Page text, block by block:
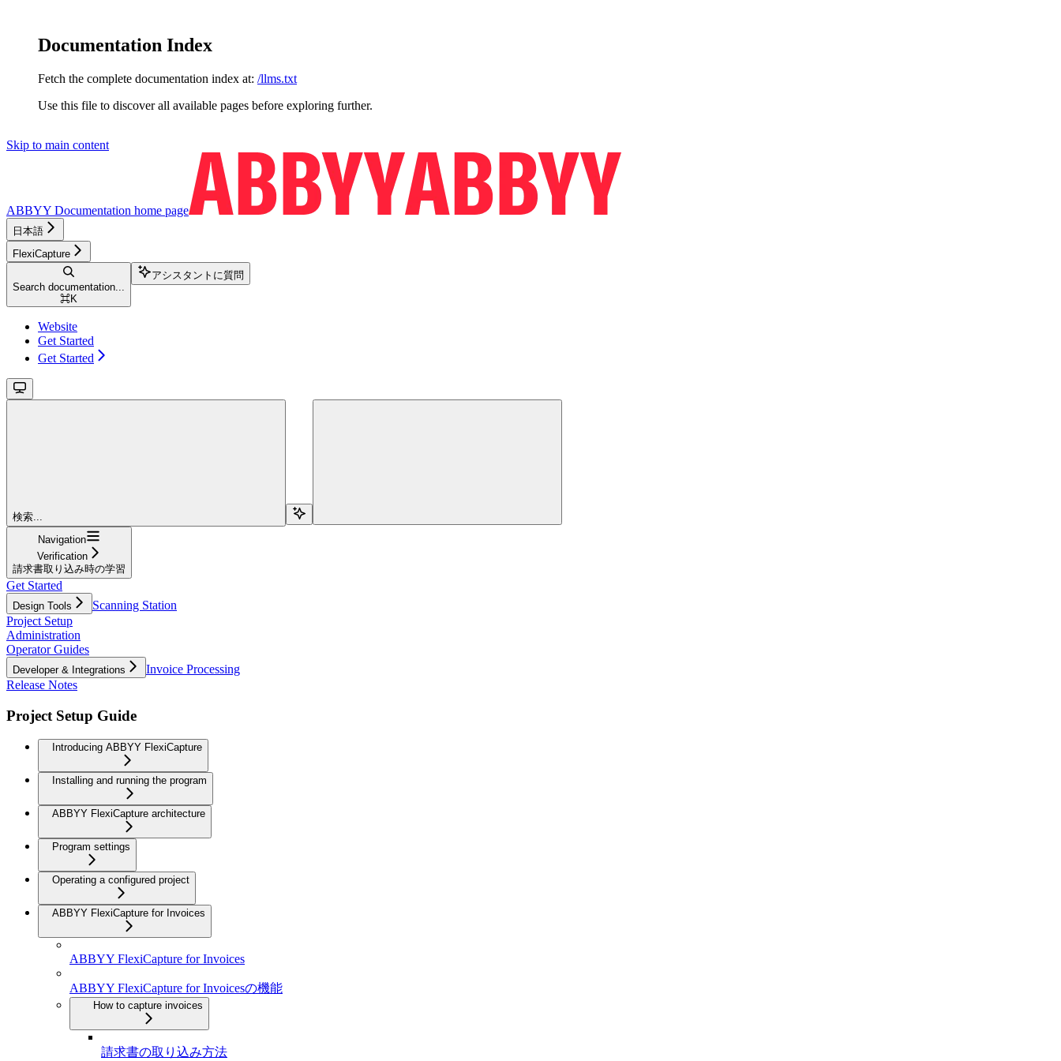
Documentation Index
Fetch the complete documentation index at: /llms.txt
Use this file to discover all available pages before exploring further.
Skip to main content
ABBYY Documentation home page
日本語
FlexiCapture
Search documentation...
⌘K
アシスタントに質問
Website
Get Started
Get Started
検索...
Navigation
Verification
請求書取り込み時の学習
Get Started
Design Tools
Scanning Station
Project Setup
Administration
Operator Guides
Developer & Integrations
Invoice Processing
Release Notes
Project Setup Guide
Introducing ABBYY FlexiCapture
Installing and running the program
ABBYY FlexiCapture architecture
Program settings
Operating a configured project
ABBYY FlexiCapture for Invoices
ABBYY FlexiCapture for Invoices
ABBYY FlexiCapture for Invoicesの機能
How to capture invoices
請求書の取り込み方法